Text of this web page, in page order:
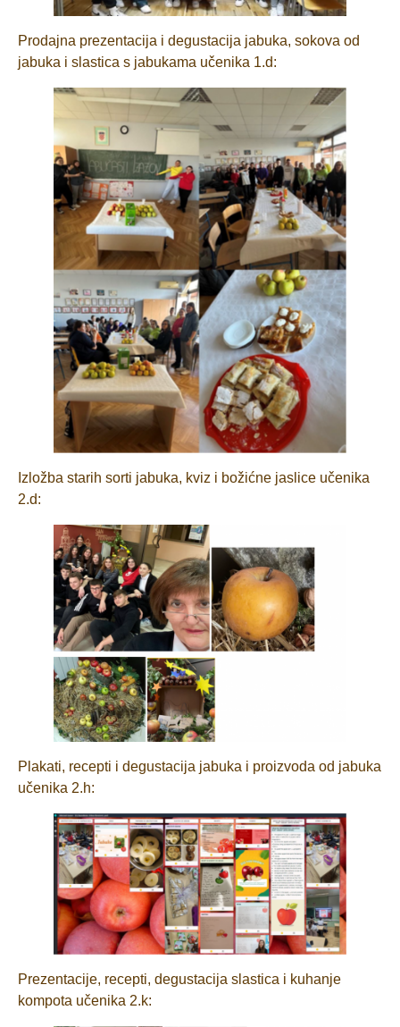
Prodajna prezentacija i degustacija jabuka, sokova od
jabuka i slastica s jabukama učenika 1.d:
Izložba starih sorti jabuka, kviz i božićne jaslice učenika
2.d:
Plakati, recepti i degustacija jabuka i proizvoda od jabuka
učenika 2.h:
Prezentacije, recepti, degustacija slastica i kuhanje
kompota učenika 2.k: